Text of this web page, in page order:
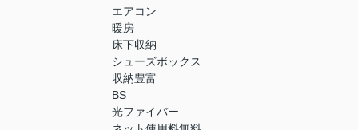
エアコン
暖房
床下収納
シューズボックス
収納豊富
BS
光ファイバー